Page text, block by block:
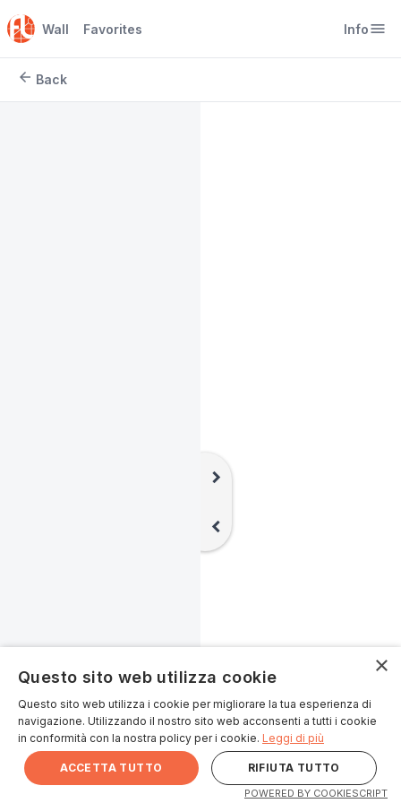
Wall Favorites Infomenu
arrow_back Back
chevron_right
chevron_left
×
Questo sito web utilizza cookie
Questo sito web utilizza i cookie per migliorare la tua esperienza di
navigazione. Utilizzando il nostro sito web acconsenti a tutti i cookie
in conformità con la nostra policy per i cookie. Leggi di più
ACCETTA TUTTO RIFIUTA TUTTO
POWERED BY COOKIESCRIPT